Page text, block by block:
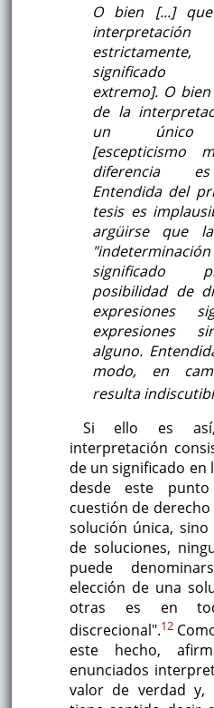
O bien [...]
significado
extremo]. O
de la
un único
[escepticismo
diferencia
Entendida del
tesis es
argüirse que
significado
posibilidad de
expresiones
expresiones
alguno.
modo, en
resulta
Si ello es
interpretación
de un significado en
desde este
cuestión de
solución única,
de soluciones,
puede
elección de una
otras es en
discrecional".12
este hecho,
enunciados
valor de verdad